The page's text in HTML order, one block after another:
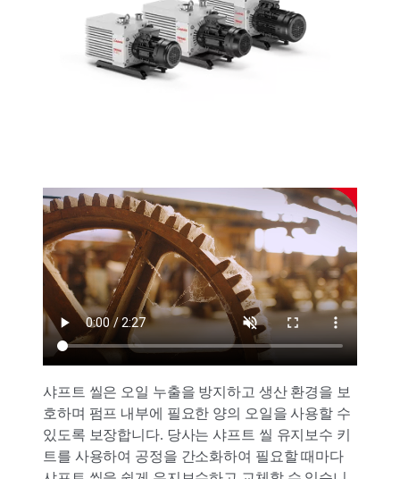
샤프트 씰은 오일 누출을 방지하고 생산 환경을 보
호하며 펌프 내부에 필요한 양의 오일을 사용할 수
있도록 보장합니다. 당사는 샤프트 씰 유지보수 키
트를 사용하여 공정을 간소화하여 필요할 때마다